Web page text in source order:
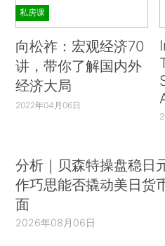
私房课
向松祚：宏观经济70
讲，带你了解国内外
经济大局
2022年04月06日
分析｜贝森特操盘稳日
作巧思能否撬动美日货
面
2026年08月06日